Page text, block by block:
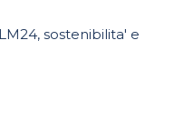
sostenibilita' e